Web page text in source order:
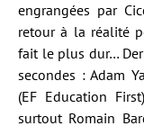
engrangées par
retour à la réalité
fait le plus dur…
secondes : Adam
(EF Education
surtout Romain